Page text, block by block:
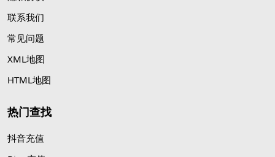
联系我们
常见问题
XML地图
HTML地图
热门查找
抖音充值